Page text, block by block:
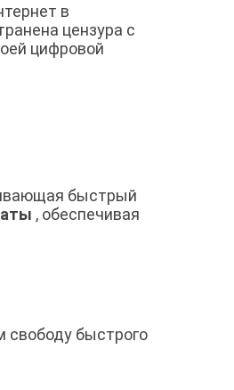
в
цензура с
цифровой
быстрый
, обеспечивая
свободу быстрого